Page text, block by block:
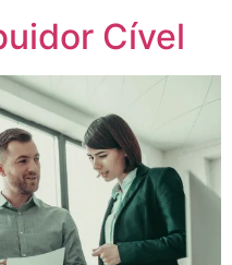
Cível